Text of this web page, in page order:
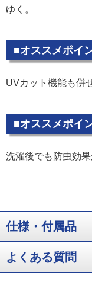
ゆく。
■オススメポイ
UVカット機能も併
■オススメポイ
洗濯後でも防虫効果
仕様・付属品
よくある質問